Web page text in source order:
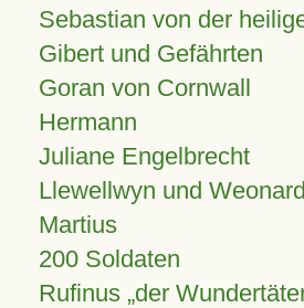
Sebastian von der
Gibert und Gefährten
Goran von Cornwall
Hermann
Juliane Engelbrecht
Llewellwyn und Weonard
Martius
200 Soldaten
Rufinus „der